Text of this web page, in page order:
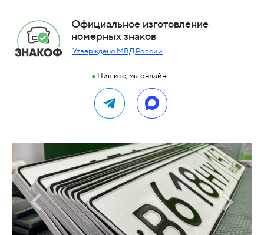
Официальное изготовление
номерных знаков
Утверждено МВД России
● Пишите, мы онлайн